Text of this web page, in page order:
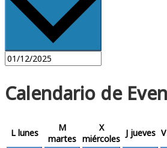
Calendario de
L lunes
M
martes
X
miércoles
J jueves V